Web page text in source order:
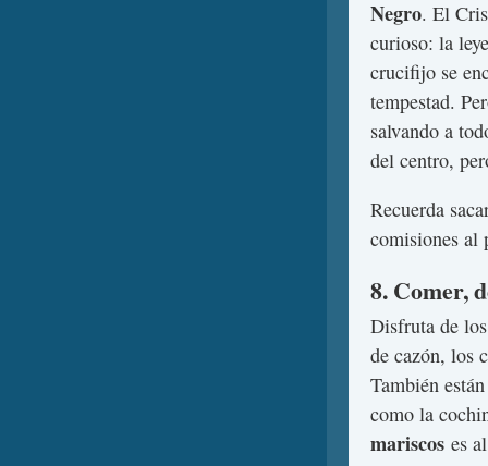
Negro. El
curioso: la
crucifijo se
tempestad.
salvando a
del centro,
Recuerda
comisiones al
8. Comer,
Disfruta de
de cazón, los
También
como la
mariscos es